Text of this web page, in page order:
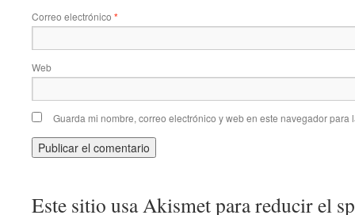
Correo electrónico *
Web
Guarda mi nombre, correo electrónico y web en este navegador para
Este sitio usa Akismet para reducir el